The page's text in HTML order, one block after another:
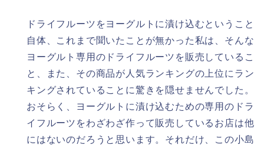
ドライフルーツをヨーグルトに漬け込むということ
自体、これまで聞いたことが無かった私は、そんな
ヨーグルト専用のドライフルーツを販売しているこ
と、また、その商品が人気ランキングの上位にラン
キングされていることに驚きを隠せませんでした。
おそらく、ヨーグルトに漬け込むための専用のドラ
イフルーツをわざわざ作って販売しているお店は他
にはないのだろうと思います。それだけ、この小島